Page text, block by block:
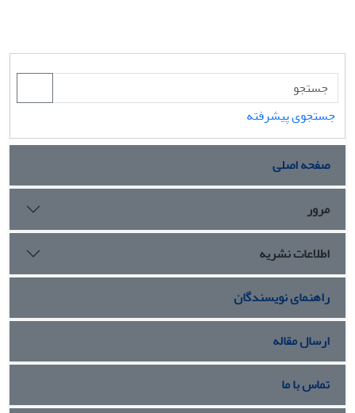
جستجوی پیشرفته
صفحه اصلی
مرور
اطلاعات نشریه
راهنمای نویسندگان
ارسال مقاله
تماس با ما